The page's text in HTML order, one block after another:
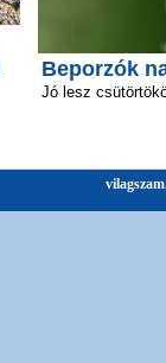
Beporzók
Jó lesz